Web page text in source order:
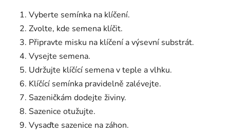
Vyberte semínka na klíčení.
Zvolte, kde semena klíčit.
Připravte misku na klíčení a výsevní substrát.
Vysejte semena.
Udržujte klíčící semena v teple a vlhku.
Klíčící semínka pravidelně zalévejte.
Sazeničkám dodejte živiny.
Sazenice otužujte.
Vysaďte sazenice na záhon.